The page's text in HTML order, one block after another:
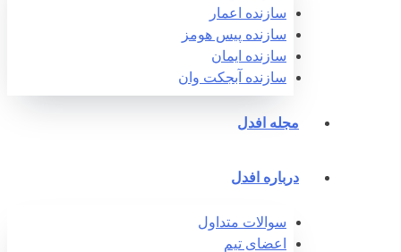
سازنده اعمار
سازنده پیس هومز
سازنده ایمان
سازنده آبجکت وان‎
مجله افدل
درباره افدل
سوالات متداول
اعضای تیم